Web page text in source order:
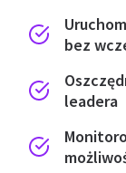
bez
leadera